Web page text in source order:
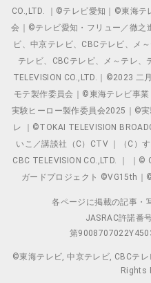
CO.,LTD. ｜©テレビ愛知｜©東海
会｜©テレビ愛知・フリュー／徹
ビ、中京テレビ、CBCテレビ、メ
テレビ、CBCテレビ、メ～テレ
TELEVISION CO.,LTD.｜©2023 二
モテ製作委員会｜©東海テレビ事
実験ヒーロー製作委員会2025｜©
レ ｜©TOKAI TELEVISION
いこ／講談社（C）CTV ｜（C）
CBC TELEVISION CO.,LTD. ｜ ｜©
ガードプロジェクト ©VG15th｜
各ページに掲載の記事・
JASRAC許諾番
第
©東海テレビ, 中京テレビ, CBCテ
Rights